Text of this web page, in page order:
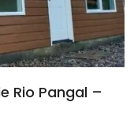
Rio Pangal –